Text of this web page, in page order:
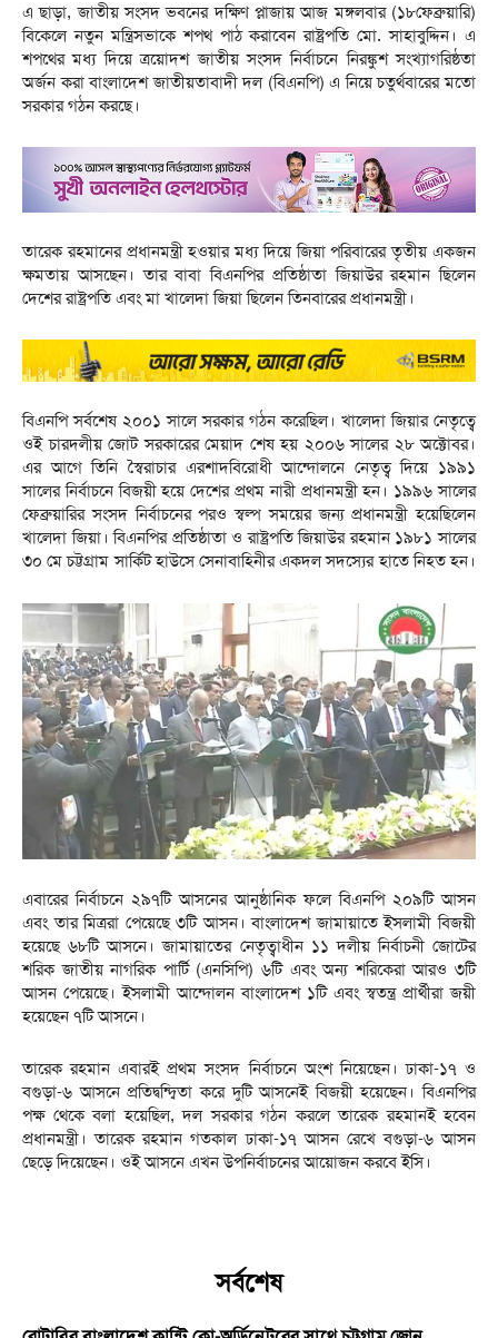
এ ছাড়া, জাতীয় সংসদ ভবনের দক্ষিণ প্লাজায় আজ মঙ্গলবার (১৮ফেব্রুয়ারি)
বিকেলে নতুন মন্ত্রিসভাকে শপথ পাঠ করাবেন রাষ্ট্রপতি মো. সাহাবুদ্দিন। এ
শপথের মধ্য দিয়ে ত্রয়োদশ জাতীয় সংসদ নির্বাচনে নিরঙ্কুশ সংখ্যাগরিষ্ঠতা
অর্জন করা বাংলাদেশ জাতীয়তাবাদী দল (বিএনপি) এ নিয়ে চতুর্থবারের মতো
সরকার গঠন করছে।
তারেক রহমানের প্রধানমন্ত্রী হওয়ার মধ্য দিয়ে জিয়া পরিবারের তৃতীয় একজন
ক্ষমতায় আসছেন। তার বাবা বিএনপির প্রতিষ্ঠাতা জিয়াউর রহমান ছিলেন
দেশের রাষ্ট্রপতি এবং মা খালেদা জিয়া ছিলেন তিনবারের প্রধানমন্ত্রী।
বিএনপি সর্বশেষ ২০০১ সালে সরকার গঠন করেছিল। খালেদা জিয়ার নেতৃত্বে
ওই চারদলীয় জোট সরকারের মেয়াদ শেষ হয় ২০০৬ সালের ২৮ অক্টোবর।
এর আগে তিনি স্বৈরাচার এরশাদবিরোধী আন্দোলনে নেতৃত্ব দিয়ে ১৯৯১
সালের নির্বাচনে বিজয়ী হয়ে দেশের প্রথম নারী প্রধানমন্ত্রী হন। ১৯৯৬ সালের
ফেব্রুয়ারির সংসদ নির্বাচনের পরও স্বল্প সময়ের জন্য প্রধানমন্ত্রী হয়েছিলেন
খালেদা জিয়া। বিএনপির প্রতিষ্ঠাতা ও রাষ্ট্রপতি জিয়াউর রহমান ১৯৮১ সালের
৩০ মে চট্টগ্রাম সার্কিট হাউসে সেনাবাহিনীর একদল সদস্যের হাতে নিহত হন।
এবারের নির্বাচনে ২৯৭টি আসনের আনুষ্ঠানিক ফলে বিএনপি ২০৯টি আসন
এবং তার মিত্ররা পেয়েছে ৩টি আসন। বাংলাদেশ জামায়াতে ইসলামী বিজয়ী
হয়েছে ৬৮টি আসনে। জামায়াতের নেতৃত্বাধীন ১১ দলীয় নির্বাচনী জোটের
শরিক জাতীয় নাগরিক পার্টি (এনসিপি) ৬টি এবং অন্য শরিকেরা আরও ৩টি
আসন পেয়েছে। ইসলামী আন্দোলন বাংলাদেশ ১টি এবং স্বতন্ত্র প্রার্থীরা জয়ী
হয়েছেন ৭টি আসনে।
তারেক রহমান এবারই প্রথম সংসদ নির্বাচনে অংশ নিয়েছেন। ঢাকা-১৭ ও
বগুড়া-৬ আসনে প্রতিদ্বন্দ্বিতা করে দুটি আসনেই বিজয়ী হয়েছেন। বিএনপির
পক্ষ থেকে বলা হয়েছিল, দল সরকার গঠন করলে তারেক রহমানই হবেন
প্রধানমন্ত্রী। তারেক রহমান গতকাল ঢাকা-১৭ আসন রেখে বগুড়া-৬ আসন
ছেড়ে দিয়েছেন। ওই আসনে এখন উপনির্বাচনের আয়োজন করবে ইসি।
সর্বশেষ